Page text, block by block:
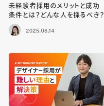
未経験者採用のメリットと成功
条件とは？どんな人を採るべき？
2025.08.14